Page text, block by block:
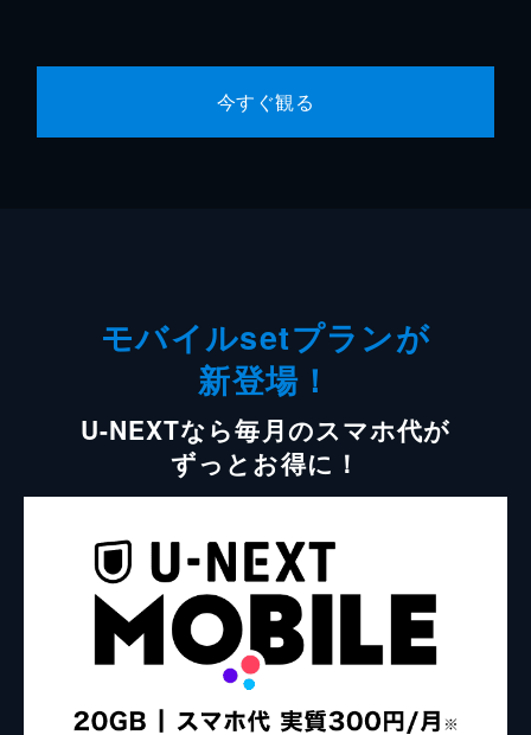
今すぐ観る
モバイルsetプランが
新登場！
U-NEXTなら毎月のスマホ代が
ずっとお得に！